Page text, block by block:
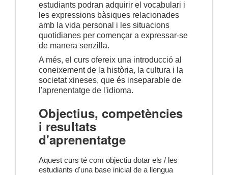
estudiants podran adquirir el vocabulari i
les expressions bàsiques relacionades
amb la vida personal i les situacions
quotidianes per començar a expressar-se
de manera senzilla.
A més, el curs ofereix una introducció al
coneixement de la història, la cultura i la
societat xineses, que és inseparable de
l'aprenentatge de l'idioma.
Objectius, competències
i resultats
d'aprenentatge
Aquest curs té com objectiu dotar els / les
estudiants d'una base inicial de a llengua